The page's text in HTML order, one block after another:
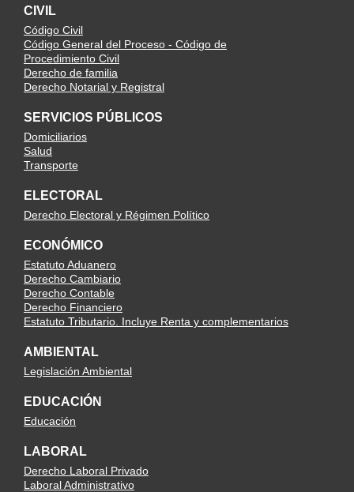
CIVIL
Código Civil
Código General del Proceso - Código de
Procedimiento Civil
Derecho de familia
Derecho Notarial y Registral
SERVICIOS PÚBLICOS
Domiciliarios
Salud
Transporte
ELECTORAL
Derecho Electoral y Régimen Político
ECONÓMICO
Estatuto Aduanero
Derecho Cambiario
Derecho Contable
Derecho Financiero
Estatuto Tributario. Incluye Renta y complementarios
AMBIENTAL
Legislación Ambiental
EDUCACIÓN
Educación
LABORAL
Derecho Laboral Privado
Laboral Administrativo